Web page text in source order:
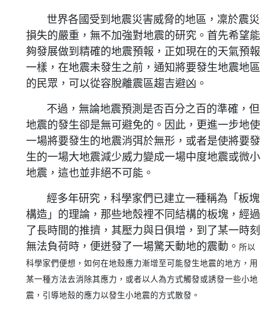
世界各國受到地震災害威脅的地區，凜於震災
損失的嚴重，無不加強對地震的研究。首先希望能
夠發展做到精確的地震預報，正如現在的天氣預報
一樣，在地震未發生之前，通知將要發生地震地區
的民眾，可以從容脫離震區趨吉避凶。
不過，無論地震預測是否百分之百的準確，但
地震的發生卻是無可避免的。因此，更進一步地使
一場將要發生的地震消弭於無形，或者是使將要發
生的一場大地震減少威力變成一場中度地震或微小
地震，這也並非絕不可能。
經多年研究，科學家們已建立一種稱為「板塊
構造」的理論，那些地殼裡不同結構的板塊，經過
了長時間的推擠，其壓力與日俱增，到了某一時刻
無法負荷時，便迸發了一場驚天動地的震動。 所以
科學家們便想，如何在地殼應力漸增至可能發生地震的地方，用
某一種方法去消除其應力，或者以人為方式觸發或誘發一些小地
震，引導地殼的應力以發生小地震的方式散發。